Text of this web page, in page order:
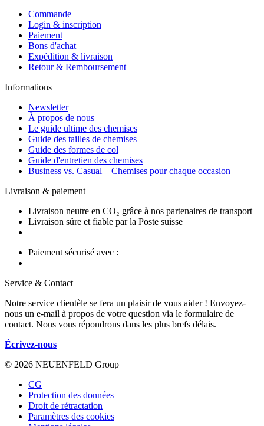
Commande
Login & inscription
Paiement
Bons d'achat
Expédition & livraison
Retour & Remboursement
Informations
Newsletter
À propos de nous
Le guide ultime des chemises
Guide des tailles de chemises
Guide des formes de col
Guide d'entretien des chemises
Business vs. Casual – Chemises pour chaque occasion
Livraison & paiement
Livraison neutre en CO₂ grâce à nos partenaires de transport
Livraison sûre et fiable par la Poste suisse
Paiement sécurisé avec :
Service & Contact
Notre service clientèle se fera un plaisir de vous aider ! Envoyez-
nous un e-mail à propos de votre question via le formulaire de
contact. Nous vous répondrons dans les plus brefs délais.
Écrivez-nous
© 2026 NEUENFELD Group
CG
Protection des données
Droit de rétractation
Paramètres des cookies